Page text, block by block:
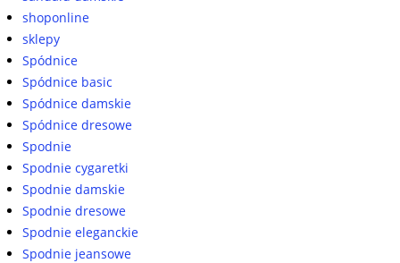
shoponline
sklepy
Spódnice
Spódnice basic
Spódnice damskie
Spódnice dresowe
Spodnie
Spodnie cygaretki
Spodnie damskie
Spodnie dresowe
Spodnie eleganckie
Spodnie jeansowe